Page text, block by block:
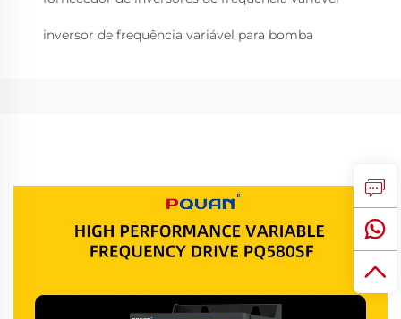
inversor de frequência variável para bomba